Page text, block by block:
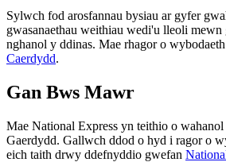
Sylwch fod arosfannau bysiau ar gyfer
gwasanaethau weithiau wedi'u lleoli
nghanol y ddinas. Mae rhagor o
Caerdydd.
Gan Bws Mawr
Mae National Express yn teithio o
Gaerdydd. Gallwch ddod o hyd i ragor o
eich taith drwy ddefnyddio gwefan